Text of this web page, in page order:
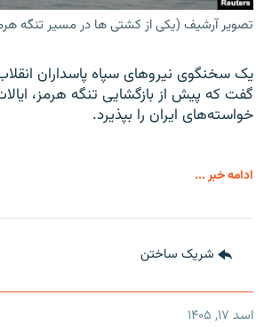
تصویر آرشیف (یکی از کشتی ها در مسیر تنگه
یک سخنگوی نیروهای سپاه پاسداران
گفت که پیش از بازگشایی تنگه هرمز،
خواسته‌های ایران را بپذیرد.
ادامه خبر ...
شریک ساختن
اسد ۱۷, ۱۴۰۵